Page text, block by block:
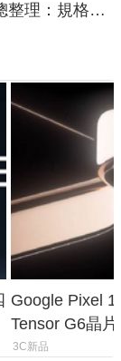
整理：規格、
Google Pixel
Tensor G6晶
元
3C新品